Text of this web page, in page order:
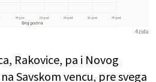
4zida
Rakovice, pa i Novog
Savskom vencu, pre svega